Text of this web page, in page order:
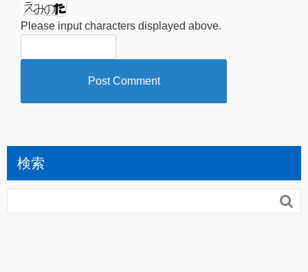
Please input characters displayed above.
検索
